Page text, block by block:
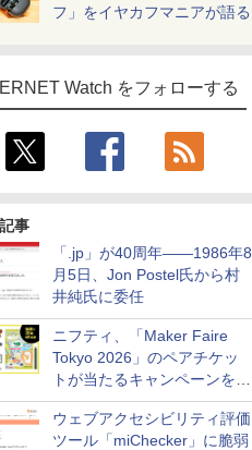
フ」をイヤカフマニアが語る
Watch をフォローする
事
「.jp」が40周年――1986年8
月5日、Jon Postel氏から村
井純氏に委任
ニフティ、「Maker Faire
Tokyo 2026」のペアチケッ
トが当たるキャンペーンをX
で実施。8月16日まで
ウェブアクセシビリティ評価
ツール「miChecker」に脆弱